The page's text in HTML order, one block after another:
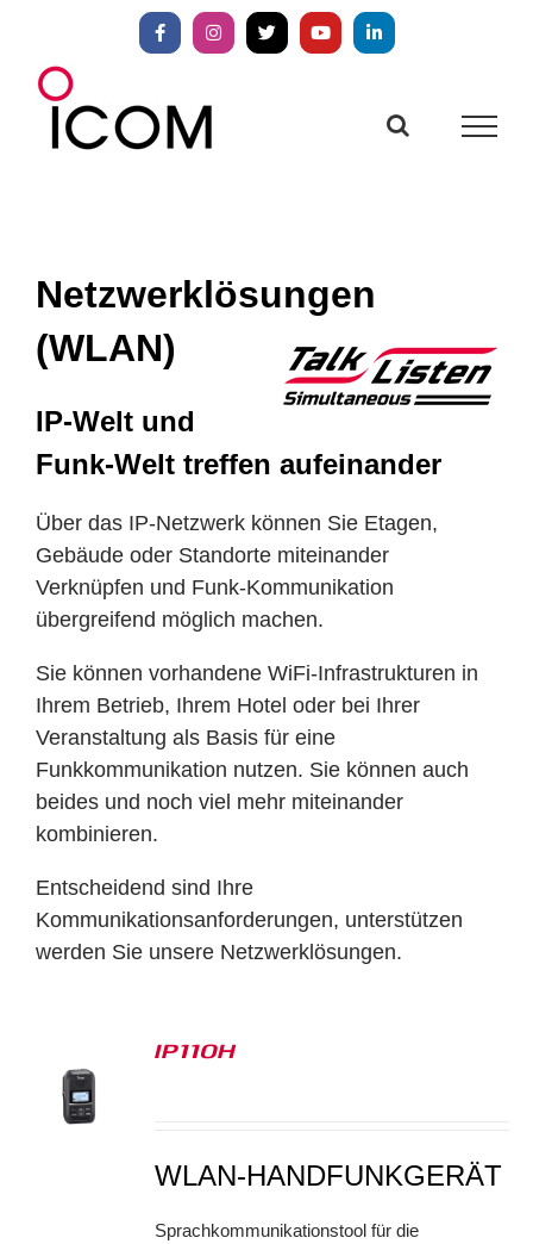
springen
FacebookInstagram
X YouTubeLinkedIn
Netzwerklösungen
(WLAN)
IP-Welt und
Funk-Welt treffen aufeinander
Über das IP-Netzwerk können Sie Etagen,
Gebäude oder Standorte miteinander
Verknüpfen und Funk-Kommunikation
übergreifend möglich machen.
Sie können vorhandene WiFi-Infrastrukturen in
Ihrem Betrieb, Ihrem Hotel oder bei Ihrer
Veranstaltung als Basis für eine
Funkkommunikation nutzen. Sie können auch
beides und noch viel mehr miteinander
kombinieren.
Entscheidend sind Ihre
Kommunikationsanforderungen, unterstützen
werden Sie unsere Netzwerklösungen.
IP110H
WLAN-HANDFUNKGERÄT
Sprachkommunikationstool für die